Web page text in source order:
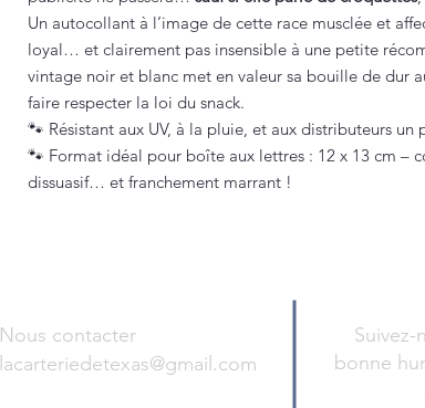
Un autocollant à l’image de cette race musclée et
loyal… et clairement pas insensible à une petite
vintage noir et blanc met en valeur sa bouille de dur
faire respecter la loi du snack.
🐾 Résistant aux UV, à la pluie, et aux distributeurs un
🐾 Format idéal pour boîte aux lettres : 12 x 13 cm –
dissuasif… et franchement marrant !
Nous contacter
lacarteriedetexas@gmail.com
bonne